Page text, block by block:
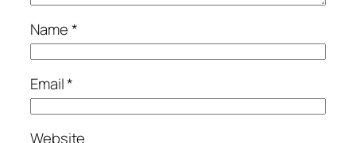
Name*
Email*
Website